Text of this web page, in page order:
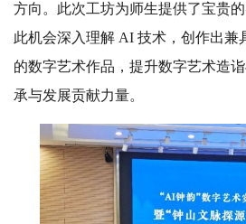
方向。此次工坊为师生提供了宝贵
此机会深入理解 AI 技术，创作出兼
的数字艺术作品，提升数字艺术造
承与发展贡献力量。